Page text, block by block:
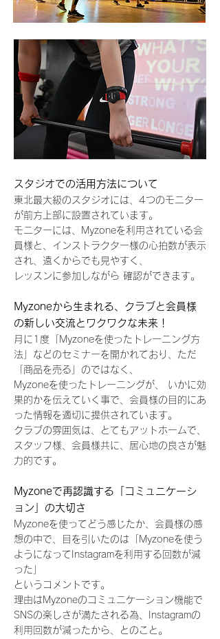
スタジオでの活用方法について
東北最大級のスタジオには、4つのモニター
が前方上部に設置されています。
モニターには、Myzoneを利用されている会
員様と、インストラクター様の心拍数が表示
され、遠くからでも見やすく、
レッスンに参加しながら 確認ができます。
Myzoneから生まれる、クラブと会員様
の新しい交流とワクワクな未来！
月に1度「Myzoneを使ったトレーニング方
法」などのセミナーを開かれており、ただ
「商品を売る」のではなく、
Myzoneを使ったトレーニングが、 いかに効
果的かを伝えていく事で、会員様の目的にあ
った情報を適切に提供されています。
クラブの雰囲気は、とてもアットホームで、
スタッフ様、会員様共に、居心地の良さが魅
力的です。
Myzoneで再認識する「コミュニケーシ
ョン」の大切さ
Myzoneを使ってどう感じたか、会員様の感
想の中で、目を引いたのは「Myzoneを使う
ようになってInstagramを利用する回数が減
った」
というコメントです。
理由はMyzoneのコミュニケーション機能で
SNSの楽しさが満たされる為、
Instagramの
利用回数が減ったから、とのこと。